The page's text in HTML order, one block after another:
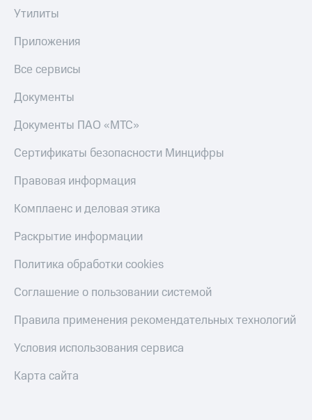
Утилиты
Приложения
Все сервисы
Документы
Документы ПАО «МТС»
Сертификаты безопасности Минцифры
Правовая информация
Комплаенс и деловая этика
Раскрытие информации
Политика обработки cookies
Соглашение о пользовании системой
Правила применения рекомендательных технологий
Условия использования сервиса
Карта сайта